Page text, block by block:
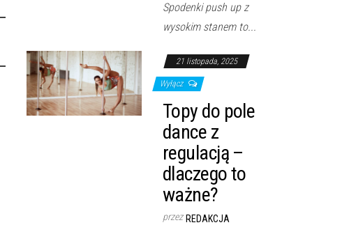
Spodenki push up z
wysokim stanem to...
21 listopada, 2025
Wyłącz
Topy do pole
dance z
regulacją –
dlaczego to
ważne?
przez REDAKCJA